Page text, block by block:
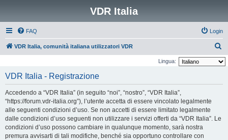
VDR Italia
FAQ Login
VDR Italia, comunità italiana utilizzatori VDR
e
Lingua:
VDR Italia - Registrazione
Accedendo a “VDR Italia” (in seguito “noi”, “nostro”, “VDR Italia”,
“https://forum.vdr-italia.org”), l’utente accetta di essere vincolato legalmente
alle seguenti condizioni d’uso. Se non accetti di essere limitato legalmente
dalle condizioni d’uso seguenti non utilizzare i servizi offerti da “VDR Italia”. Le
condizioni d’uso possono cambiare in qualunque momento, sarà nostra
premura avvisarti di tali modifiche, benché sia opportuno controllare con